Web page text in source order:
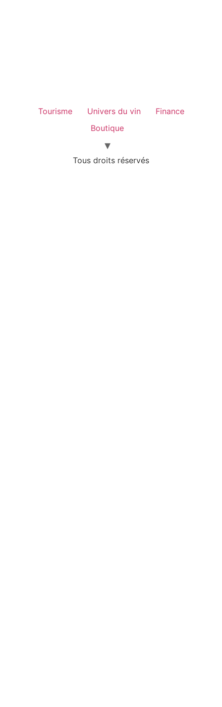
Tourisme Univers du vin
Finance
Boutique
Tous droits réservés